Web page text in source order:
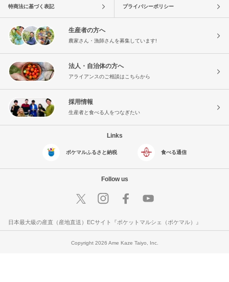
特商法に基づく表記 プライバシーポリシー
生産者の方へ
農家さん・漁師さんを募集しています!
法人・自治体の方へ
アライアンスのご相談はこちらから
採用情報
生産者と食べる人をつなぎたい
Links
ポケマルふるさと納税 食べる通信
Follow us
日本最大級の産直（産地直送）ECサイト『ポケットマルシェ（ポケマル）』
Copyright 2026 Ame Kaze Taiyo, Inc.